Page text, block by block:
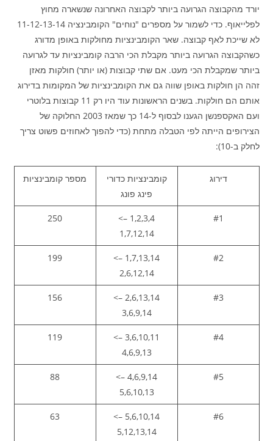
יורד מהקבוצה הגרועה ביותר לקבוצה האחרונה שנשארה מחוץ
לפלייאוף. כדי לשמור על מספרים "נוחים" הקומבינציה 11-12-13-14
לא שייכת לאף קבוצה. שאר הקומבינציות מחולקות באופן מדורג
כשהקבוצה הגרועה ביותר מקבלת הכי הרבה קומבינציות עד לגרועה
ביותר שמקבלת הכי מעט. אם שתי קבוצות (או יותר) חולקות מאזן
זהה הן חולקות באופן שווה גם את הקומבינציות של המקומות בדירוג
אותם הם חולקות. בשנים הראשונות עוד היו רק 11 קבוצות בלוטרי
ועם האקספנשן הגענו לבסוף ל-14 כך שמאז 2003 החלוקה של
הצירופים הייתה לפי הטבלה מתחת (כדי להפוך לאחוזים פשוט צריך
לחלק ב-10):
דירוג
קומבינציות כדורי
פינג פונג
מספר קומבינציות
#1
1,2,3,4 –>
1,7,12,14
250
#2
1,7,13,14 –>
2,6,12,14
199
#3
2,6,13,14 –>
3,6,9,14
156
#4
3,6,10,11 –>
4,6,9,13
119
#5
4,6,9,14 –>
5,6,10,13
88
#6
5,6,10,14 –>
5,12,13,14
63